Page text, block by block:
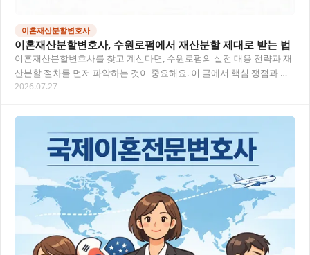
이혼재산분할변호사
이혼재산분할변호사, 수원로펌에서 재산분할 제대로 받는 법
이혼재산분할변호사를 찾고 계신다면, 수원로펌의 실전 대응 전략과 재
산분할 절차를 먼저 파악하는 것이 중요해요. 이 글에서 핵심 쟁점과 상
담 흐름을 한눈에 정리해 드릴게요. 목차 이…
2026.07.27